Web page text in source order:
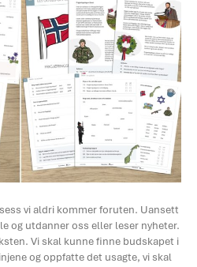
vi aldri kommer foruten. Uansett
og utdanner oss eller leser nyheter.
Vi skal kunne finne budskapet i
og oppfatte det usagte, vi skal